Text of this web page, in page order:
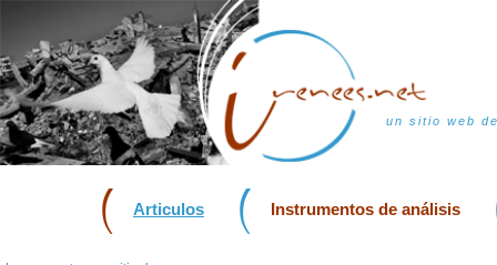
un sitio web
Articulos Instrumentos de análisis